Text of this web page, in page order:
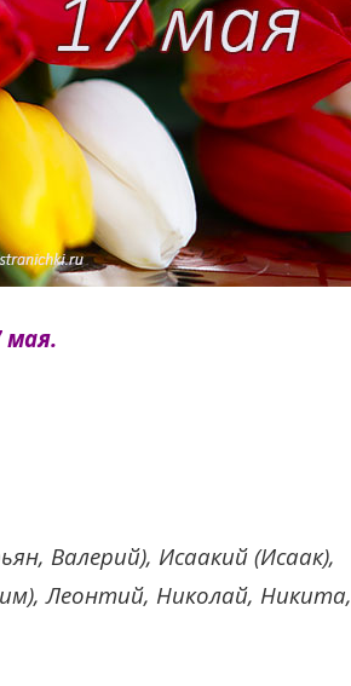
мая.
Валерий), Исаакий (Исаак),
Леонтий, Николай, Никита,